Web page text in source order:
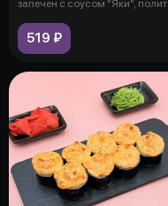
запечен с соусом "Яки", полит
519 ₽